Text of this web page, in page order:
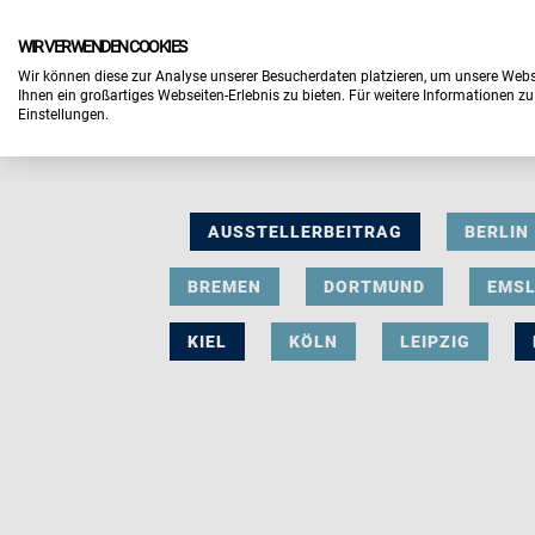
AUSSTELLERBEITRAG BERLIN
BREMEN DORTMUND
KIEL KÖLN LEIPZIG
WIR VERWENDEN COOKIES
Wir können diese zur Analyse unserer Besucherdaten platzieren, um unsere
Ihnen ein großartiges Webseiten-Erlebnis zu bieten. Für weitere Informationen
Einstellungen.